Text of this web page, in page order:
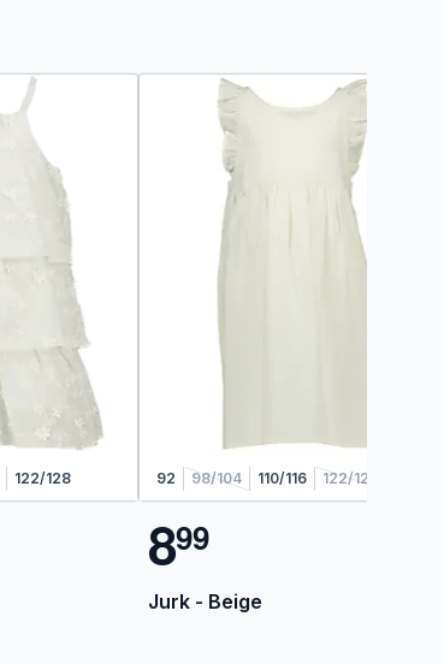
122/128 92 98/104 110/116 122/128
899
Jurk - Beige